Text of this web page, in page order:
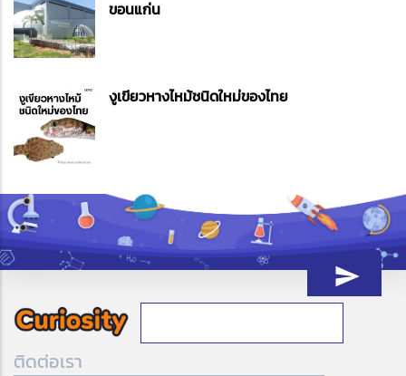
ขอนแก่น
งูเขียวหางไหม้ชนิดใหม่ของไทย
ติดต่อเรา